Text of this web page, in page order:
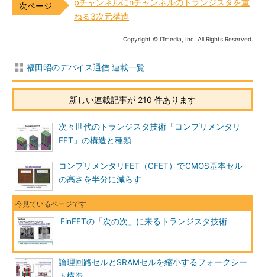
pチャンネルにnチャンネルのトランジスタを重
ねる3次元構造
Copyright © ITmedia, Inc. All Rights Reserved.
福田昭のデバイス通信 連載一覧
新しい連載記事が 210 件あります
次々世代のトランジスタ技術「コンプリメンタリ
FET」の構造と種類
コンプリメンタリFET（CFET）でCMOS基本セル
の高さを半分に減らす
FinFETの「次の次」に来るトランジスタ技術
論理回路セルとSRAMセルを縮小するフォークシー